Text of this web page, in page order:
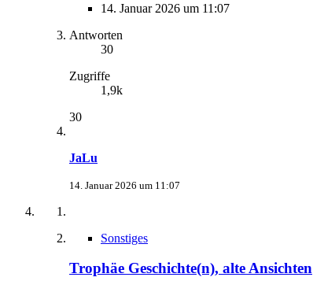
14. Januar 2026 um 11:07
Antworten
30
Zugriffe
1,9k
30
JaLu
14. Januar 2026 um 11:07
Sonstiges
Trophäe Geschichte(n), alte Ansichten